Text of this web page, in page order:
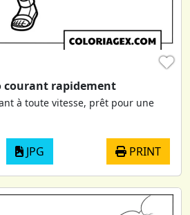
♥
courant rapidement
à toute vitesse, prêt pour une
JPG PRINT